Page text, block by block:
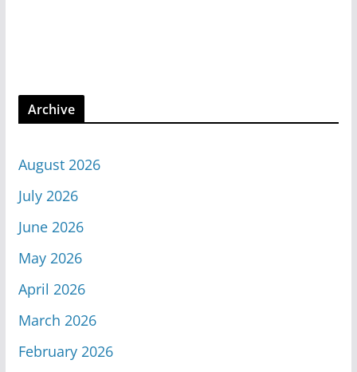
Archive
August 2026
July 2026
June 2026
May 2026
April 2026
March 2026
February 2026